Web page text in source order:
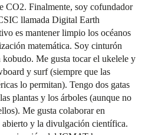
CO2. Finalmente, soy cofundador
llamada Digital Earth
es mantener limpio los océanos
matemática. Soy cinturón
kobudo. Me gusta tocar el ukelele y
y surf (siempre que las
lo permitan). Tengo dos gatas
plantas y los árboles (aunque no
Me gusta colaborar en
abierto y la divulgación científica.